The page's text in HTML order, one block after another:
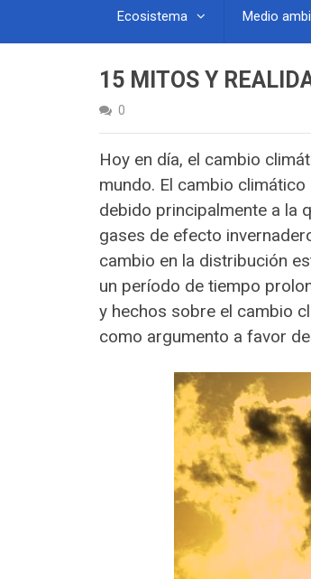
Ecosistema Medio
15 MITOS Y
0
Hoy en día, el cambio
mundo. El cambio
debido principalmente a la
gases de efecto
cambio en la distribución
un período de tiempo
y hechos sobre el cambio
como argumento a favor